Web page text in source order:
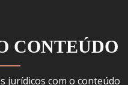
CONTEÚDO
jurídicos com o conteúdo